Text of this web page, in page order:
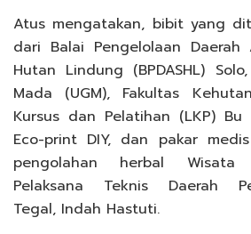
Atus mengatakan, bibit yang
dari Balai Pengelolaan
Hutan Lindung (BPDASHL)
Mada (UGM), Fakultas
Kursus dan Pelatihan (LKP) Bu
Eco-print DIY, dan pakar
pengolahan herbal Wisata
Pelaksana Teknis Daerah
Tegal, Indah Hastuti.